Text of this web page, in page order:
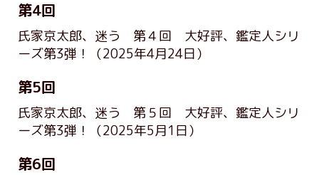
第4回
氏家京太郎、迷う 第４回 大好評、鑑定人シリ
ーズ第3弾！
（2025年4月24日）
第5回
氏家京太郎、迷う 第５回 大好評、鑑定人シリ
ーズ第3弾！
（2025年5月1日）
第6回